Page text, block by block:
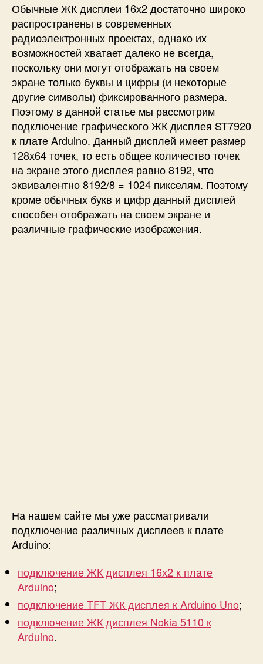
л
ю
е
н
и
е
г
р
а
ф
и
ч
е
с
к
о
г
i
n
o
Обычные ЖК дисплеи 16х2 достаточно широко
распространены в современных
радиоэлектронных проектах, однако их
возможностей хватает далеко не всегда,
поскольку они могут отображать на своем
экране только буквы и цифры (и некоторые
другие символы) фиксированного размера.
Поэтому в данной статье мы рассмотрим
подключение графического ЖК дисплея ST7920
к плате Arduino. Данный дисплей имеет размер
128х64 точек, то есть общее количество точек
на экране этого дисплея равно 8192, что
эквивалентно 8192/8 = 1024 пикселям. Поэтому
кроме обычных букв и цифр данный дисплей
способен отображать на своем экране и
различные графические изображения.
На нашем сайте мы уже рассматривали
подключение различных дисплеев к плате
Arduino:
подключение ЖК дисплея 16х2 к плате
Arduino;
подключение TFT ЖК дисплея к Arduino Uno;
подключение ЖК дисплея Nokia 5110 к
Arduino.